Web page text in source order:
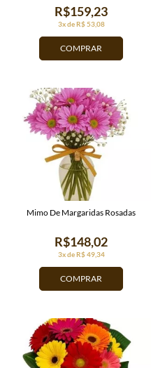
COMPRAR
3x de R$ 53,08
R$159,23
COMPRAR
3x de R$ 49,34
R$148,02
Mimo De Margaridas Rosadas